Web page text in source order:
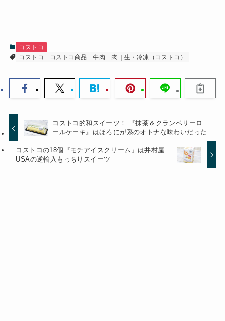
コストコ
コストコ
コストコ商品 牛肉 肉｜生・冷凍（コストコ）
コストコ的和スイーツ！ 『抹茶＆クランベリーロ
ールケーキ』はほろにが系のオトナな味わいだった
コストコの18個『モチアイスクリーム』は井村屋
USAの逆輸入もっちりスイーツ